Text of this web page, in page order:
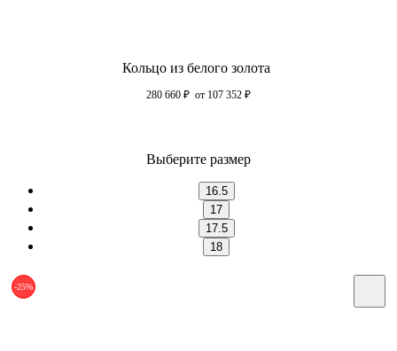
Кольцо из белого золота
280 660 ₽ от 107 352 ₽
Выберите размер
16.5
17
17.5
18
-25%